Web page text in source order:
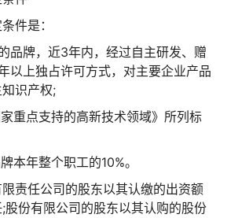
件是：
品牌，近3年内，经过自主研发、赠
以上独占许可方式，对主要企业产品
识产权;
重点支持的高新技术领域》所列标
本年整个职工的10%。
责任公司的股东以其认缴的出资额
股份有限公司的股东以其认购的股份